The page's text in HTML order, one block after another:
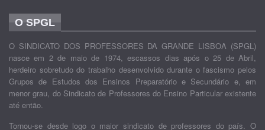
O SPGL
O SINDICATO DOS PROFESSORES DA GRANDE LISBOA (SPGL)
nasce em 2 de maio de 1974, escassos dias após o 25 de Abril,
herdeiro sobretudo do trabalho desenvolvido durante o fascismo pelos
Grupos de Estudos dos Ensinos Preparatório e Secundário e, em
menor grau, do Sindicato de Professores do Ensino Particular existente
até então.
Tornou-se desde logo o maior sindicato de professores do país. O